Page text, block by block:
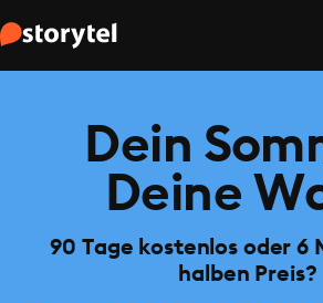
Dein
Deine
90 Tage kostenlos oder 6
halben Preis?